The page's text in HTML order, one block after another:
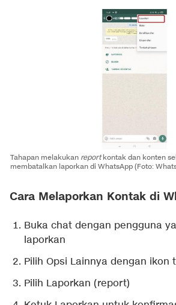
Tahapan melakukan reportkontak dan konten
membatalkan laporkan di WhatsApp (Foto:
Cara Melaporkan Kontak di
Buka chat dengan pengguna
laporkan
Pilih Opsi Lainnya dengan ikon
Pilih Laporkan (report)